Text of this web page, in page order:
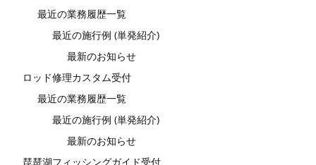
最近の業務履歴一覧
最近の施行例 (単発紹介)
最新のお知らせ
ロッド修理カスタム受付
最近の業務履歴一覧
最近の施行例 (単発紹介)
最新のお知らせ
琵琶湖フィッシングガイド受付